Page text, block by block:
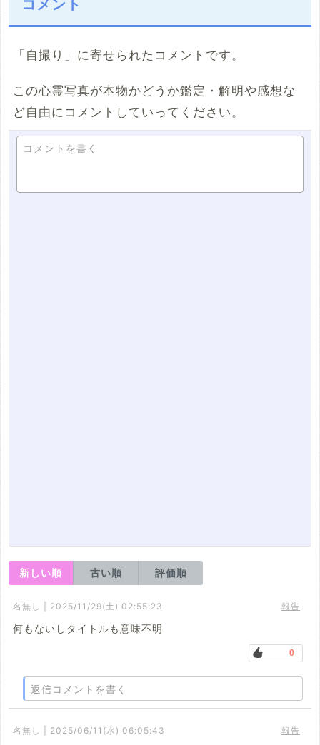
コメント
「自撮り」に寄せられたコメントです。
この心霊写真が本物かどうか鑑定・解明や感想な
ど自由にコメントしていってください。
コメントを書く
新しい順 古い順 評価順
名無し | 2025/11/29(土) 02:55:23 報告
何もないしタイトルも意味不明
0
返信コメントを書く
名無し | 2025/06/11(水) 06:05:43 報告